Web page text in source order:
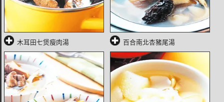
木耳田七煲瘦肉湯 百合南北杏豬尾湯